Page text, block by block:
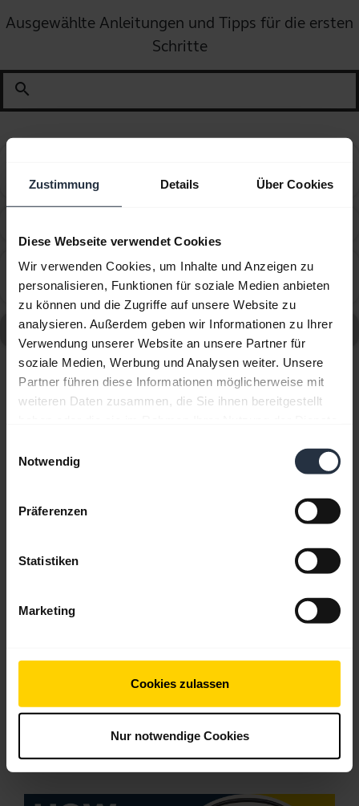
Zustimmung Details Über Cookies
Diese Webseite verwendet Cookies
Wir verwenden Cookies, um Inhalte und Anzeigen zu
personalisieren, Funktionen für soziale Medien anbieten
zu können und die Zugriffe auf unsere Website zu
analysieren. Außerdem geben wir Informationen zu Ihrer
Verwendung unserer Website an unsere Partner für
soziale Medien, Werbung und Analysen weiter. Unsere
Partner führen diese Informationen möglicherweise mit
weiteren Daten zusammen, die Sie ihnen bereitgestellt
Notwendig
Präferenzen
Statistiken
Marketing
Cookies zulassen
Nur notwendige Cookies
Ausgewählte Anleitungen und Tipps für die ersten
Schritte
search
headset?
Which Jabra cord do you recommend using with the
Avaya 1600 and 9600 series telephones?
Alle häufig gestellten Fragen (FAQs) für aufrufen
Angezeigt werden 3 von 3
Englisch
Alle Dokumente für das Produkt aufrufen
Videos